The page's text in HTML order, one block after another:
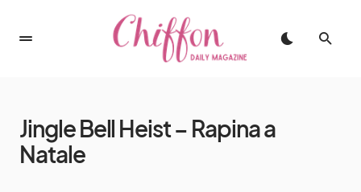
Jingle Bell Heist – Rapina a
Natale